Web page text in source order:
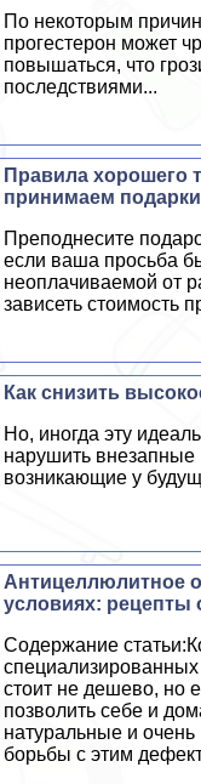
По некоторым
прогестерон может
повышаться, что
последствиями...
Правила хорошего
принимаем подарки
Преподнесите
если ваша просьба
неоплачиваемой от
зависеть стоимость
Как снизить
Но, иногда эту
нарушить внезапные
возникающие у
Антицеллюлитное
условиях: рецепты
Содержание
стоит не дешево, но
позволить себе и
натуральные и очень
борьбы с этим